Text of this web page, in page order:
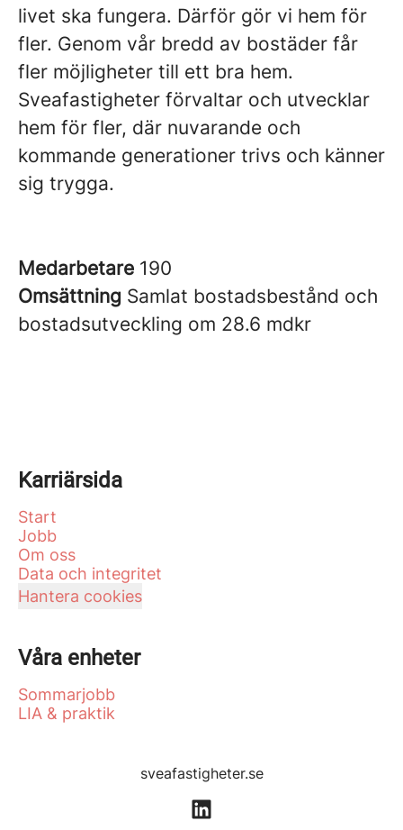
livet ska fungera. Därför gör vi hem för
fler. Genom vår bredd av bostäder får
fler möjligheter till ett bra hem.
Sveafastigheter förvaltar och utvecklar
hem för fler, där nuvarande och
kommande generationer trivs och känner
sig trygga.
Medarbetare 190
Omsättning Samlat bostadsbestånd och
bostadsutveckling om 28.6 mdkr
Karriärsida
Start
Jobb
Om oss
Data och integritet
Hantera cookies
Våra enheter
Sommarjobb
LIA & praktik
sveafastigheter.se